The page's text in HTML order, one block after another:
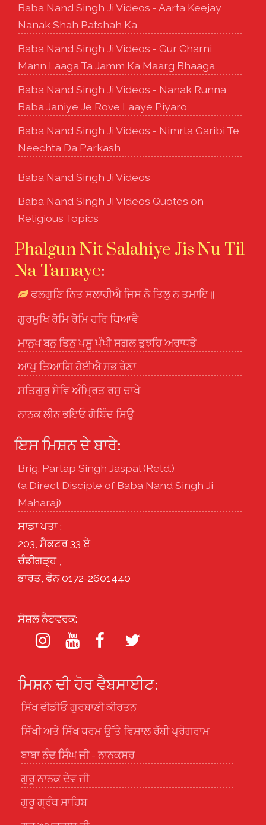
Baba Nand Singh Ji Videos - Aarta Keejay
Nanak Shah Patshah Ka
Baba Nand Singh Ji Videos - Gur Charni
Mann Laaga Ta Jamm Ka Maarg Bhaaga
Baba Nand Singh Ji Videos - Nanak Runna
Baba Janiye Je Rove Laaye Piyaro
Baba Nand Singh Ji Videos - Nimrta Garibi Te
Neechta Da Parkash
Baba Nand Singh Ji Videos
Baba Nand Singh Ji Videos Quotes on
Religious Topics
Phalgun Nit Salahiye Jis Nu Til
Na Tamaye:
ਫਲਗੁਣਿ ਨਿਤ ਸਲਾਹੀਐ ਜਿਸ ਨੋ ਤਿਲੁ ਨ ਤਮਾਇ॥
ਗੁਰਮੁਖਿ ਰੋਮਿ ਰੋਮਿ ਹਰਿ ਧਿਆਵੈ
ਮਾਨੁਖ ਬਨੁ ਤਿਨੁ ਪਸੂ ਪੰਖੀ ਸਗਲ ਤੁਝਹਿ ਅਰਾਧਤੇ
ਆਪੁ ਤਿਆਗਿ ਹੋਈਐ ਸਭ ਰੇਣਾ
ਸਤਿਗੁਰੁ ਸੇਵਿ ਅੰਮ੍ਰਿਤ ਰਸੁ ਚਾਖੇ
ਨਾਨਕ ਲੀਨ ਭਇਓ ਗੋਬਿੰਦ ਸਿਉ
ਇਸ ਮਿਸ਼ਨ ਦੇ ਬਾਰੇ:
Brig. Partap Singh Jaspal (Retd.)
(a Direct Disciple of Baba Nand Singh Ji
Maharaj)
ਸਾਡਾ ਪਤਾ :
203, ਸੈਕਟਰ 33 ਏ ,
ਚੰਡੀਗੜ੍ਹ ,
ਭਾਰਤ, ਫੋਨ 0172-2601440
ਸੋਸ਼ਲ ਨੈਟਵਰਕ:
ਮਿਸ਼ਨ ਦੀ ਹੋਰ ਵੈਬਸਾਈਟ:
ਸਿੱਖ ਵੀਡੀਓ ਗੁਰਬਾਣੀ ਕੀਰਤਨ
ਸਿੱਖੀ ਅਤੇ ਸਿੱਖ ਧਰਮ ਉੱਤੇ ਵਿਸ਼ਾਲ ਰੱਬੀ ਪ੍ਰੋਗਰਾਮ
ਬਾਬਾ ਨੰਦ ਸਿੰਘ ਜੀ - ਨਾਨਕਸਰ
ਗੁਰੂ ਨਾਨਕ ਦੇਵ ਜੀ
ਗੁਰੂ ਗ੍ਰੰਥ ਸਾਹਿਬ